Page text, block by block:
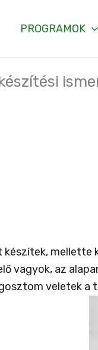
PROGRAMOK
készítek,
vagyok, az
veletek